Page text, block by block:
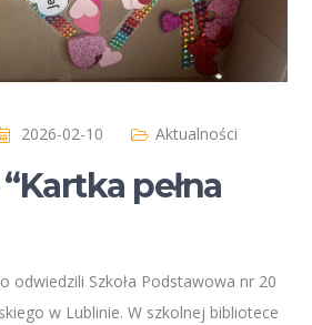
2026-02-10 Aktualności
pełna
odwiedzili Szkoła Podstawowa nr 20
w Lublinie. W szkolnej bibliotece